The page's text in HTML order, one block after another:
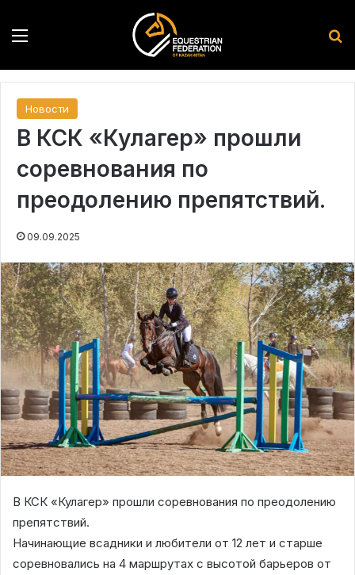
Новости
В КСК «Кулагер» прошли
соревнования по
преодолению препятствий.
09.09.2025
В КСК «Кулагер» прошли соревнования по преодолению
препятствий.
Начинающие всадники и любители от 12 лет и старше
соревновались на 4 маршрутах с высотой барьеров от